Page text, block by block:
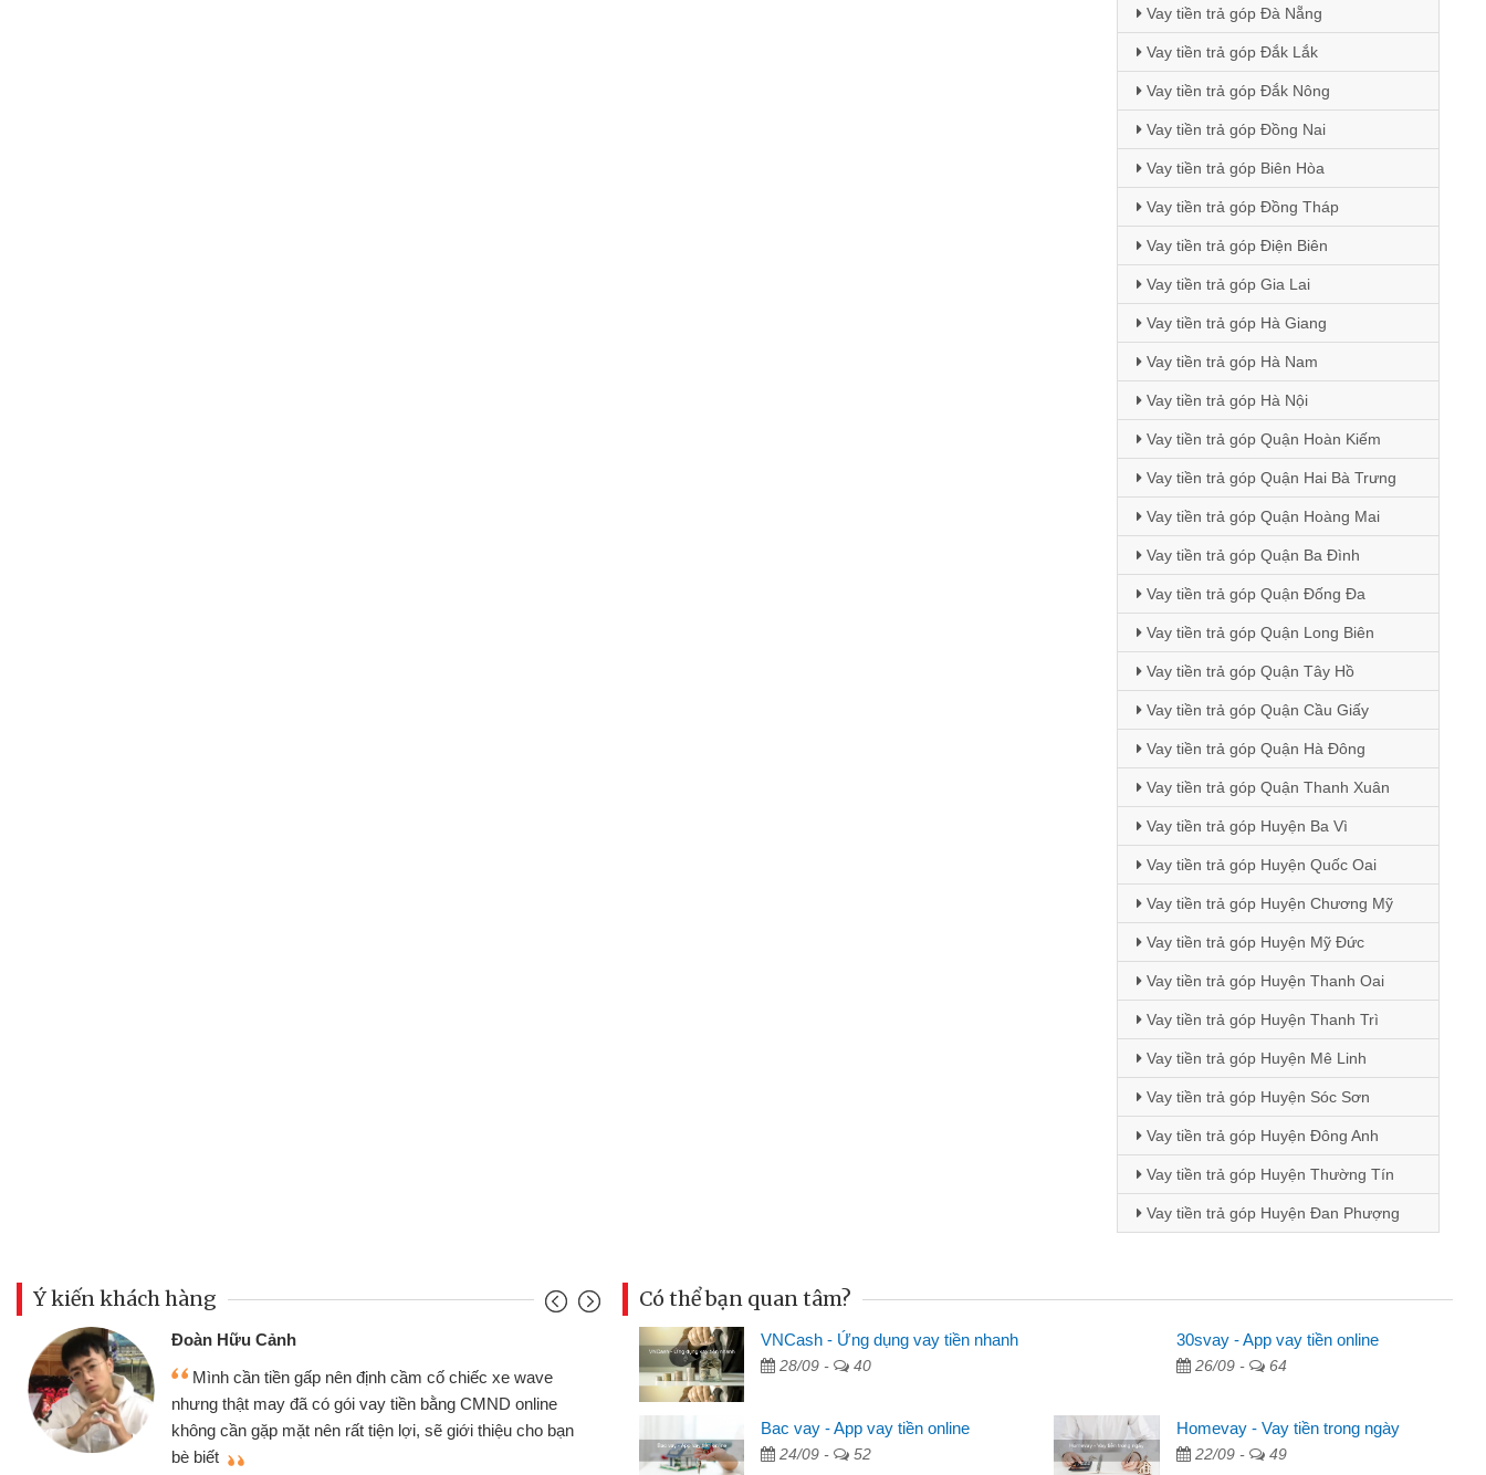
Vay tiền trả góp Đà Nẵng
Vay tiền trả góp Đắk Lắk
Vay tiền trả góp Đắk Nông
Vay tiền trả góp Đồng Nai
Vay tiền trả góp Biên Hòa
Vay tiền trả góp Đồng Tháp
Vay tiền trả góp Điện Biên
Vay tiền trả góp Gia Lai
Vay tiền trả góp Hà Giang
Vay tiền trả góp Hà Nam
Vay tiền trả góp Hà Nội
Vay tiền trả góp Quận Hoàn Kiếm
Vay tiền trả góp Quận Hai Bà Trưng
Vay tiền trả góp Quận Hoàng Mai
Vay tiền trả góp Quận Ba Đình
Vay tiền trả góp Quận Đống Đa
Vay tiền trả góp Quận Long Biên
Vay tiền trả góp Quận Tây Hồ
Vay tiền trả góp Quận Cầu Giấy
Vay tiền trả góp Quận Hà Đông
Vay tiền trả góp Quận Thanh Xuân
Vay tiền trả góp Huyện Ba Vì
Vay tiền trả góp Huyện Quốc Oai
Vay tiền trả góp Huyện Chương Mỹ
Vay tiền trả góp Huyện Mỹ Đức
Vay tiền trả góp Huyện Thanh Oai
Vay tiền trả góp Huyện Thanh Trì
Vay tiền trả góp Huyện Mê Linh
Vay tiền trả góp Huyện Sóc Sơn
Vay tiền trả góp Huyện Đông Anh
Vay tiền trả góp Huyện Thường Tín
Vay tiền trả góp Huyện Đan Phượng
Ý kiến khách hàng
Đoàn Hữu Cảnh
Mình cần tiền gấp nên định cầm cố chiếc xe wave
nhưng thật may đã có gói vay tiền bằng CMND online
không cần gặp mặt nên rất tiện lợi, sẽ giới thiệu cho bạn
bè biết
Mai Lan - Sinh viên
Tôi biết đến thông qua quảng cáo trên facebook. Tôi là
thấy thủ tục nhanh gọn nên tôi quyết định vay
Có thể bạn quan tâm?
VNCash - Ứng dụng vay tiền nhanh
28/09 - 40
30svay - App vay tiền online
26/09 - 64
Bac vay - App vay tiền online
24/09 - 52
Homevay - Vay tiền trong ngày
22/09 - 49